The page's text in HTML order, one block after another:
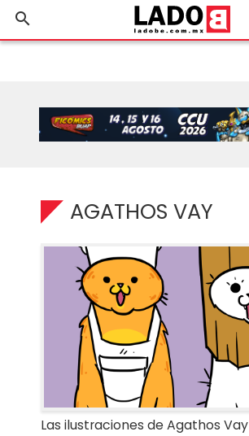
search
AGATHOS VAY
Las ilustraciones de Agathos Vay